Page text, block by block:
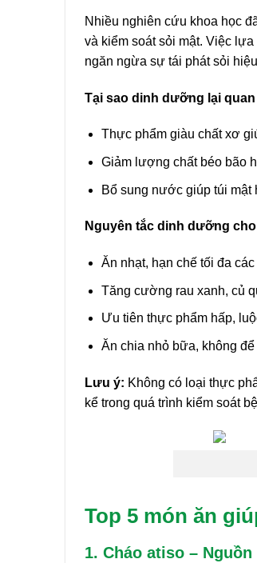
Nhiều nghiên cứu khoa học
và kiểm soát sỏi mật. Việc
ngăn ngừa sự tái phát sỏi
Tại sao dinh dưỡng lại
Thực phẩm giàu chất xơ
Giảm lượng chất béo bão
Bổ sung nước giúp túi mật
Nguyên tắc dinh dưỡng
Ăn nhạt, hạn chế tối đa
Tăng cường rau xanh, củ
Ưu tiên thực phẩm hấp,
Ăn chia nhỏ bữa, không
Lưu ý: Không có loại thực
kể trong quá trình kiểm soát
Top 5 món ăn
1. Cháo atiso –